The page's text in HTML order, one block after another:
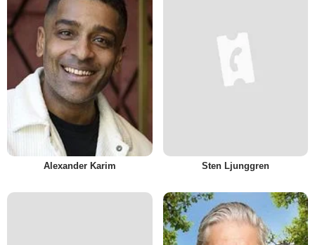
Alexander Karim Sten Ljunggren